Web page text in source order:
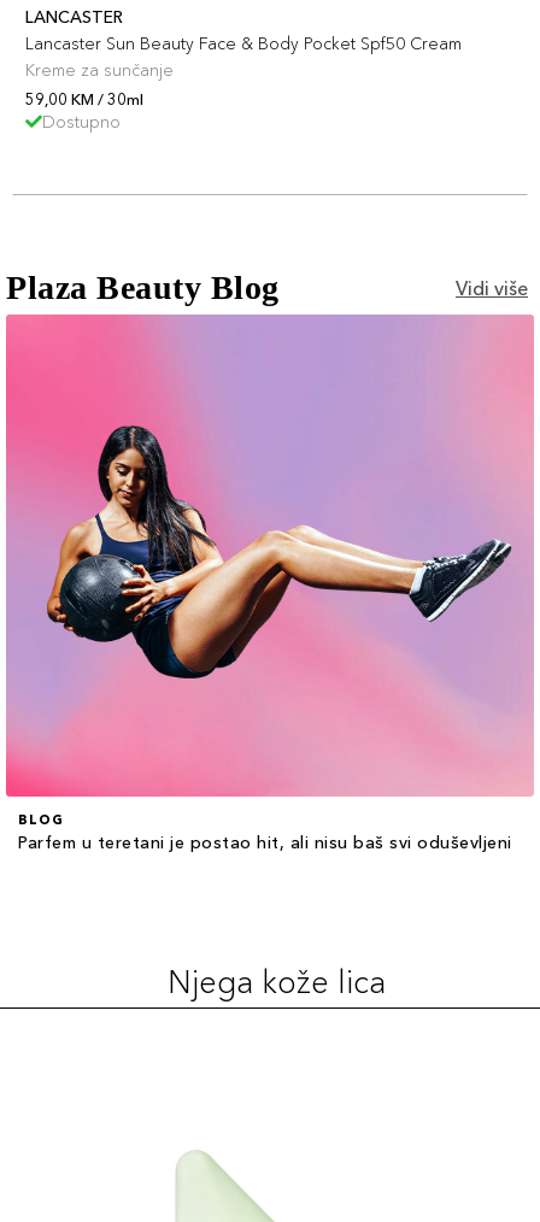
LANCASTER
Lancaster Sun Beauty Face & Body Pocket Spf50 Cream
Kreme za sunčanje
59,00 KM / 30ml
Dostupno
Plaza Beauty Blog Vidi više
BLOG
Parfem u teretani je postao hit, ali nisu baš svi oduševljeni
Njega kože lica